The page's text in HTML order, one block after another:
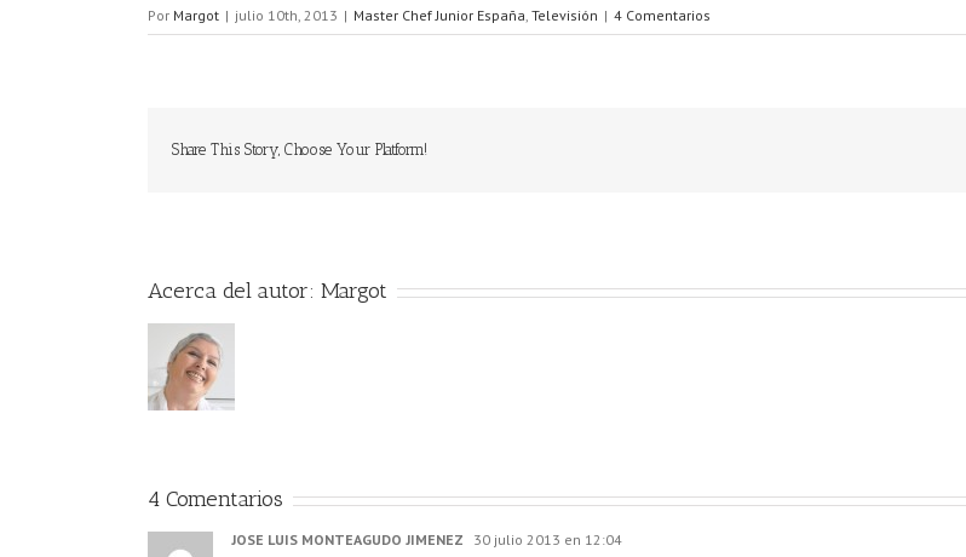
Por Margot | julio 10th, 2013 | Master Chef Junior España, Televisión | 4 Comentarios
Share This Story, Choose Your Platform!
Acerca del autor: Margot
4 Comentarios
JOSE LUIS MONTEAGUDO JIMENEZ 30 julio 2013 en 12:04